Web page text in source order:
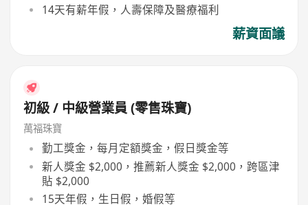
14天有薪年假，人壽保障及醫療福利
薪資面議
初級 / 中級營業員 (零售珠寶)
萬福珠寶
勤工獎金，每月定額獎金，假日獎金等
新人獎金 $2,000，推薦新人獎金 $2,000，跨區津
貼 $2,000
15天年假，生日假，婚假等